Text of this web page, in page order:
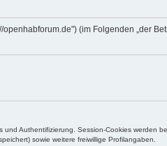
(im Folgenden „der
Authentifizierung. Session-Cookies werden
sowie weitere freiwillige Profilangaben.